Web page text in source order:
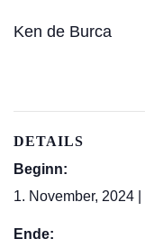
Ken de Burca
DETAILS
Beginn:
1. November, 2024 |
Ende: